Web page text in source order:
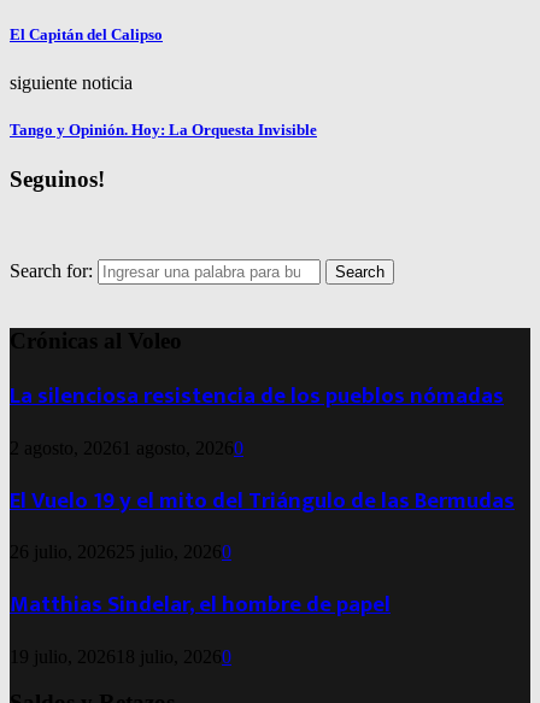
El Capitán del Calipso
siguiente noticia
Tango y Opinión. Hoy: La Orquesta Invisible
Seguinos!
Search for: Search
Crónicas al Voleo
La silenciosa resistencia de los pueblos nómadas
2 agosto, 2026 1 agosto, 20260
El Vuelo 19 y el mito del Triángulo de las Bermudas
26 julio, 2026 25 julio, 20260
Matthias Sindelar, el hombre de papel
19 julio, 2026 18 julio, 20260